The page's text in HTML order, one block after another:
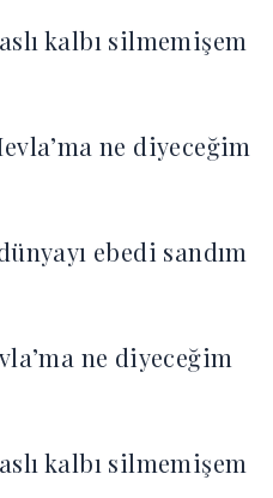
kalbı silmemişem
ne diyeceğim
ebedi sandım
ne diyeceğim
kalbı silmemişem